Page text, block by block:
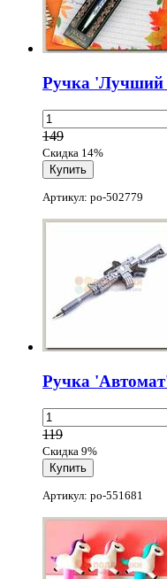
Ручка 'Лучший
149
Скидка 14%
Артикул: po-502779
Ручка
119
Скидка 9%
Артикул: po-551681